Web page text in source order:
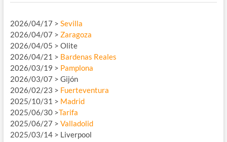
2026/04/17 > Sevilla
2026/04/07 > Zaragoza
2026/04/05 > Olite
2026/04/21 > Bardenas Reales
2026/03/19 > Pamplona
2026/03/07 > Gijón
2026/02/23 > Fuerteventura
2025/10/31 > Madrid
2025/06/30 >Tarifa
2025/06/27 > Valladolid
2025/03/14 > Liverpool